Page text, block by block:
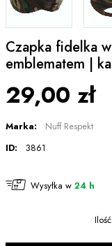
Czapka fidelka
emblematem |
29,00 zł
Marka:
Nuff Respekt
ID:
3861
Wysyłka w 24 h